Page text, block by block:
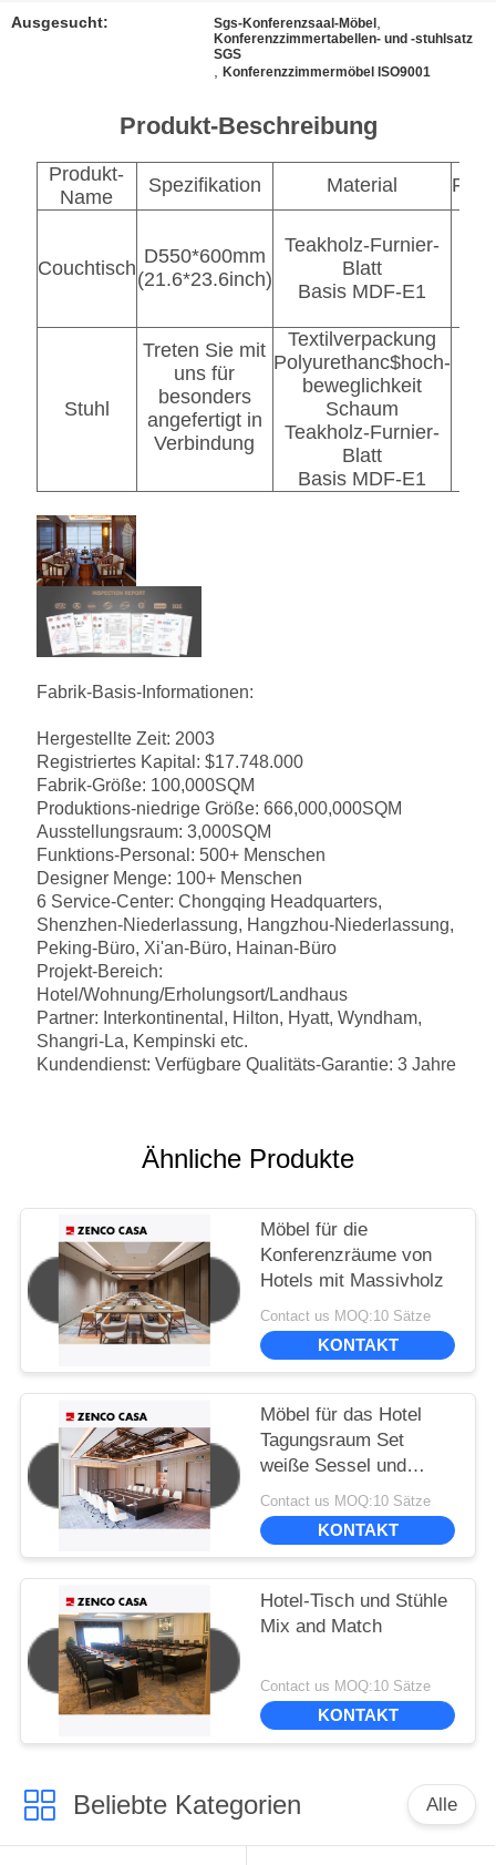
Ausgesucht: Sgs-Konferenzsaal-Möbel
Konferenzzimmertabellen- und -stuhlsatz
SGS
,Konferenzzimmermöbel ISO9001
Produkt-Beschreibung
Produkt-
Name
Spezifikation Material
Couchtisch
D550*600mm
(21.6*23.6inch)
Teakholz-Furnier-
Blatt
Basis MDF-E1
Stuhl
Treten Sie mit
uns für
besonders
angefertigt in
Verbindung
Textilverpackung
Polyurethanc$hoch-
beweglichkeit
Schaum
Teakholz-Furnier-
Blatt
Basis MDF-E1
Fabrik-Basis-Informationen:
Hergestellte Zeit: 2003
Registriertes Kapital: $17.748.000
Fabrik-Größe: 100,000SQM
Produktions-niedrige Größe: 666,000,000SQM
Ausstellungsraum: 3,000SQM
Funktions-Personal: 500+ Menschen
Designer Menge: 100+ Menschen
6 Service-Center: Chongqing Headquarters,
Shenzhen-Niederlassung, Hangzhou-Niederlassung,
Peking-Büro, Xi'an-Büro, Hainan-Büro
Projekt-Bereich:
Hotel/Wohnung/Erholungsort/Landhaus
Partner: Interkontinental, Hilton, Hyatt, Wyndham,
Shangri-La, Kempinski etc.
Kundendienst: Verfügbare Qualitäts-Garantie: 3 Jahre
Ähnliche Produkte
Möbel für die
Konferenzräume von
Hotels mit Massivholz
Contact us MOQ:10 Sätze
KONTAKT
Möbel für das Hotel
Tagungsraum Set
weiße Sessel und
großer Konferenztisch
Contact us MOQ:10 Sätze
KONTAKT
Hotel-Tisch und Stühle
Mix and Match
Contact us MOQ:10 Sätze
KONTAKT
Beliebte Kategorien Alle